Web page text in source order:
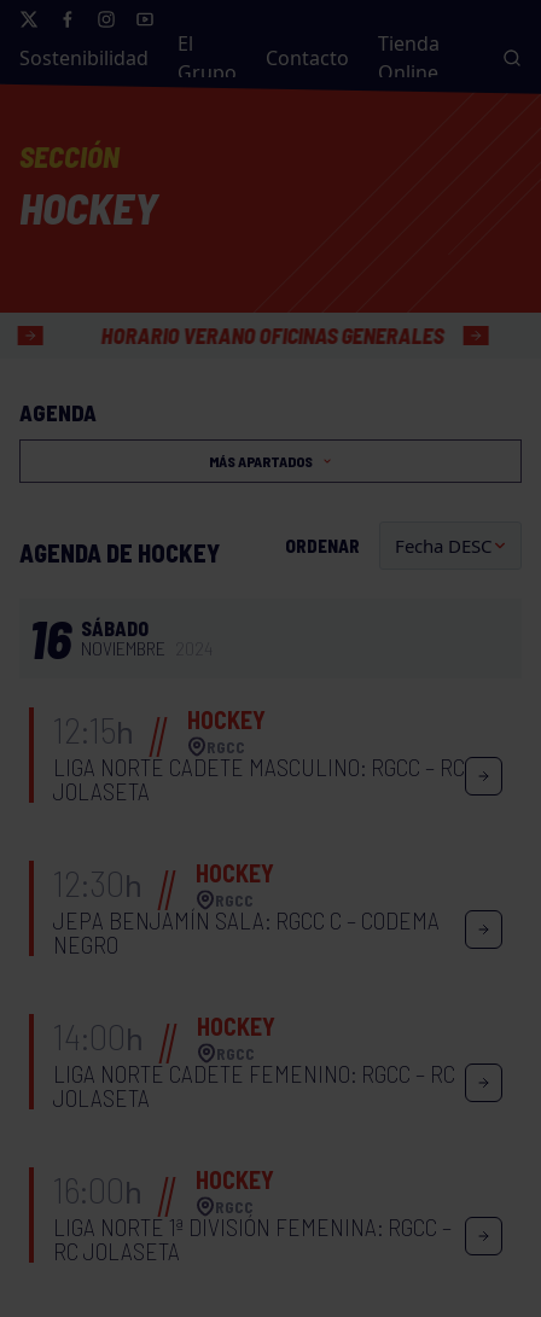
Sostenibilidad
El
Grupo
Contacto
Tienda
Online
SECCIÓN
HOCKEY
HORARIO VERANO OFICINAS GENERALES
AGENDA
MÁS APARTADOS
AGENDA DE HOCKEY ORDENAR
16 SÁBADO
NOVIEMBRE
12:15h HOCKEY
RGCC
LIGA NORTE CADETE MASCULINO: RGCC – RC
JOLASETA
12:30h HOCKEY
RGCC
JEPA BENJAMÍN SALA: RGCC C – CODEMA
NEGRO
14:00h HOCKEY
RGCC
LIGA NORTE CADETE FEMENINO: RGCC – RC
JOLASETA
16:00h HOCKEY
RGCC
LIGA NORTE 1ª DIVISIÓN FEMENINA: RGCC –
RC JOLASETA